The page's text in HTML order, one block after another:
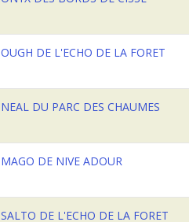
OUGH DE L'ECHO DE LA FORET
NEAL DU PARC DES CHAUMES
MAGO DE NIVE ADOUR
SALTO DE L'ECHO DE LA FORET